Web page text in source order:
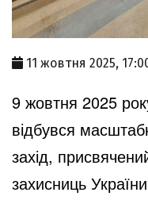
11 жовтня 2025,
9 жовтня 2025
відбувся
захід,
захисниць